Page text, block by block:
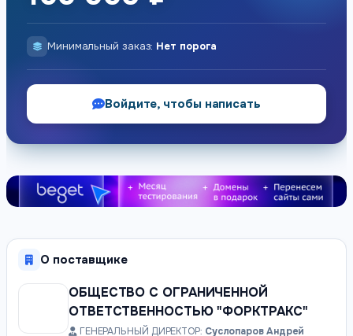
Минимальный заказ: Нет порога
Войдите, чтобы написать
О поставщике
ОБЩЕСТВО С ОГРАНИЧЕННОЙ
ОТВЕТСТВЕННОСТЬЮ "ФОРКТРАКС"
ГЕНЕРАЛЬНЫЙ ДИРЕКТОР: Суслопаров Андрей